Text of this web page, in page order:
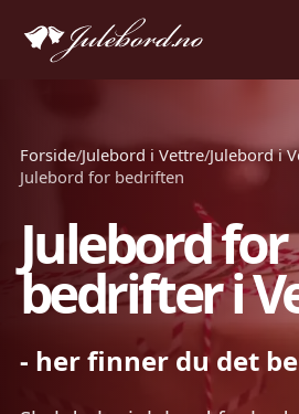
Forside/Julebord i Vettre/Julebord i
Julebord for bedriften
Julebord for
bedrifter i
- her finner du det